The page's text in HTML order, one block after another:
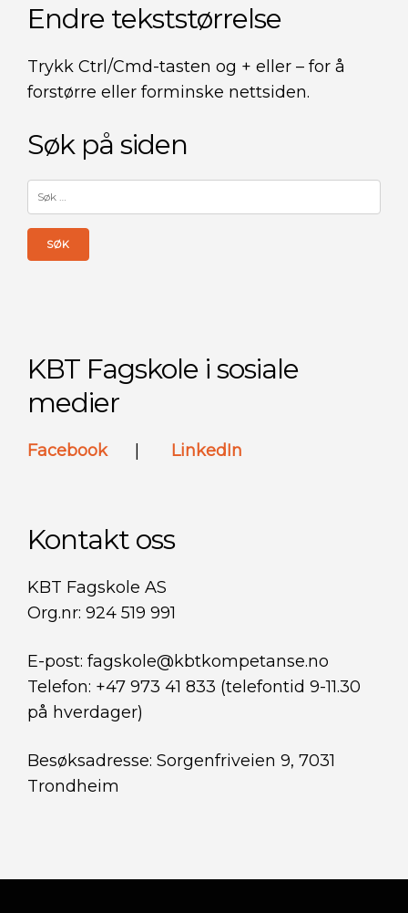
Endre tekststørrelse
Trykk Ctrl/Cmd-tasten og + eller – for å
forstørre eller forminske nettsiden.
Søk på siden
etter:
KBT Fagskole i sosiale
medier
Facebook LinkedIn
Kontakt oss
KBT Fagskole AS
Org.nr: 924 519 991
E-post: fagskole@kbtkompetanse.no
Telefon: +47 973 41 833 (telefontid 9-11.30
på hverdager)
Besøksadresse: Sorgenfriveien 9, 7031
Trondheim